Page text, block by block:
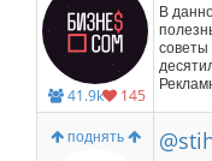
41.9k 145
В
советы
поднять